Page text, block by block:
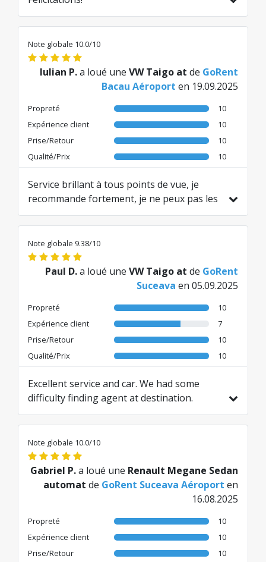
Note globale 10.0/10
Iulian P.a loué une VW Taigo at de GoRent
Bacau Aéroport en 19.09.2025
Propreté
10
Expérience client
10
Prise/Retour
10
Qualité/Prix
10
Service brillant à tous points de vue, je
recommande fortement, je ne peux pas les
remercier assez.
Traduit de EN par AI
Note globale 9.38/10
Paul D.a loué une VW Taigo at de GoRent
Suceava en 05.09.2025
Propreté
10
Expérience client
7
Prise/Retour
10
Qualité/Prix
10
Excellent service and car. We had some
difficulty finding agent at destination.
Note globale 10.0/10
Gabriel P.a loué une Renault Megane Sedan
automat de GoRent Suceava Aéroport en
16.08.2025
Propreté
10
Expérience client
10
Prise/Retour
10